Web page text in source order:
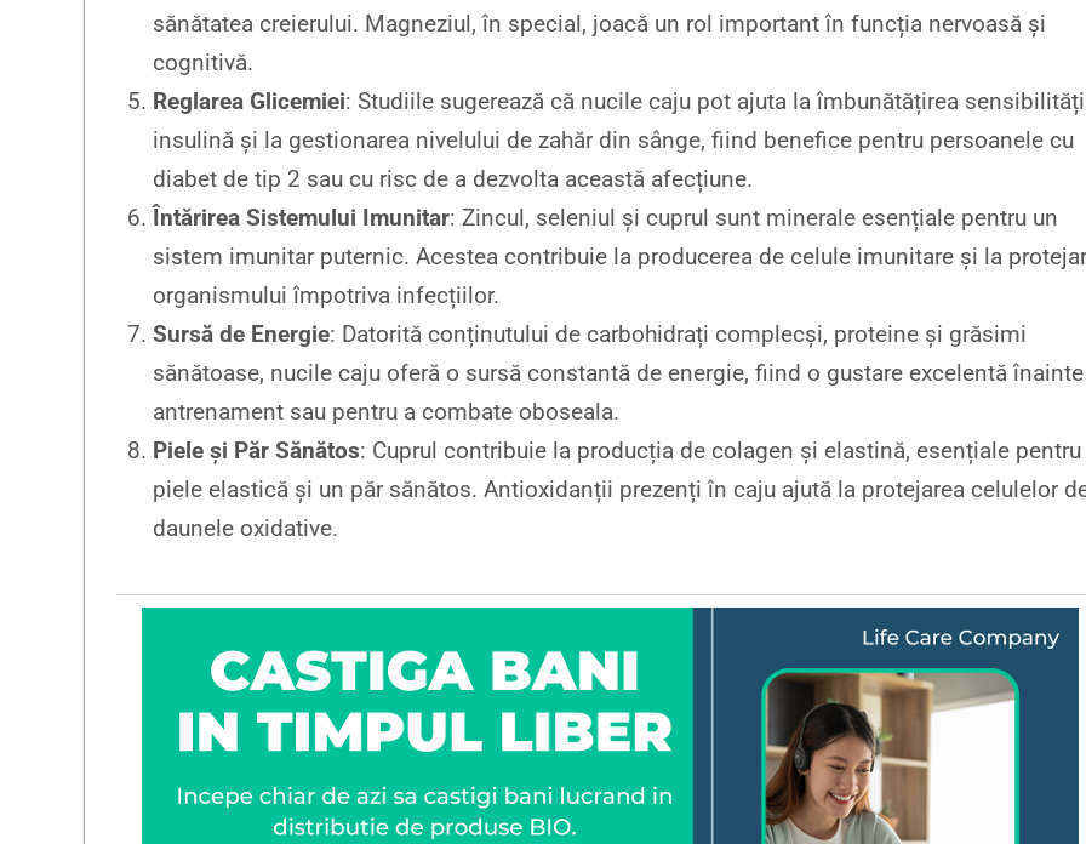
sănătatea creierului. Magneziul, în special, joacă un rol important în funcția nervoasă și
cognitivă.
Reglarea Glicemiei: Studiile sugerează că nucile caju pot ajuta la îmbunătățirea
insulină și la gestionarea nivelului de zahăr din sânge, fiind benefice pentru persoanele cu
diabet de tip 2 sau cu risc de a dezvolta această afecțiune.
Întărirea Sistemului Imunitar: Zincul, seleniul și cuprul sunt minerale esențiale pentru un
sistem imunitar puternic. Acestea contribuie la producerea de celule imunitare și la
organismului împotriva infecțiilor.
Sursă de Energie: Datorită conținutului de carbohidrați complecși, proteine și grăsimi
sănătoase, nucile caju oferă o sursă constantă de energie, fiind o gustare excelentă
antrenament sau pentru a combate oboseala.
Piele și Păr Sănătos: Cuprul contribuie la producția de colagen și elastină, esențiale
piele elastică și un păr sănătos. Antioxidanții prezenți în caju ajută la protejarea celulelor
daunele oxidative.